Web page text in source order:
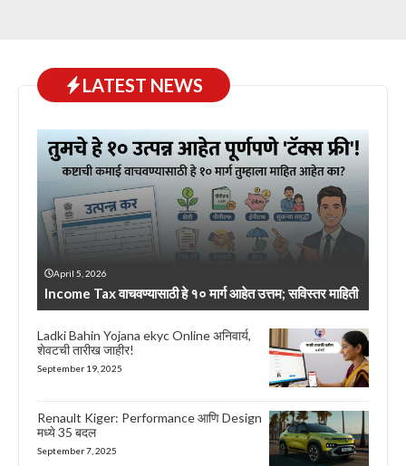
LATEST NEWS
April 5, 2026
Income Tax वाचवण्यासाठी हे १० मार्ग आहेत उत्तम; सविस्तर माहिती
Ladki Bahin Yojana ekyc Online अनिवार्य,
शेवटची तारीख जाहीर!
September 19, 2025
Renault Kiger: Performance आणि Design
मध्ये 35 बदल
September 7, 2025